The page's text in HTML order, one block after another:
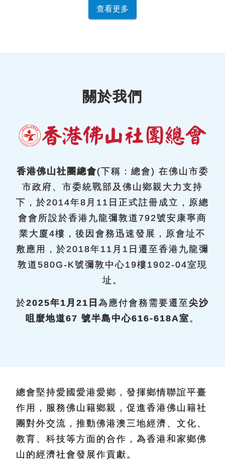
查看更多
關於我們
香港佛山社團總會(下稱：總會) 在佛山市委
市政府、市委統戰部及佛山鄉親大力支持
下，於2014年8月11日正式註冊成立，原總
會會所設於香港九龍彌敦道792號安康寧商
業大廈4樓，後因會務迅速發展，原會址不
敷應用，於2018年11月1日遷至香港九龍彌
敦道580G-K號彌敦中心19樓1902-04室現
址。
於2025年1月21日 為應付會務需要遷至尖沙
咀麼地道67 號半島中心616-618A室。
總會堅持愛國愛港愛鄉，發揮鄉情聯誼平臺
作用，服務佛山籍鄉親，促進香港佛山籍社
團對外交流，推動佛港澳三地經濟、文化、
教育、科技等方面的合作，為香港和家鄉佛
山的經濟社會發展作貢獻。